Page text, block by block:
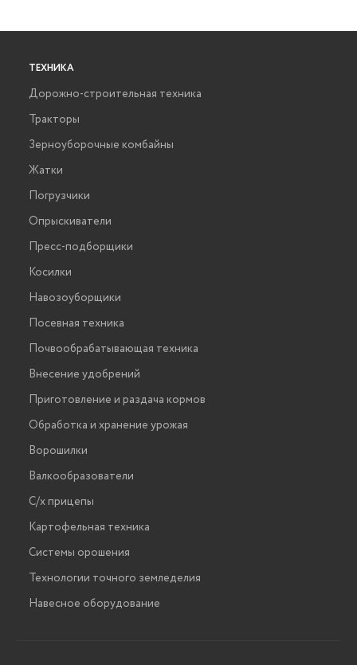
ТЕХНИКА
Дорожно-строительная техника
Тракторы
Зерноуборочные комбайны
Жатки
Погрузчики
Опрыскиватели
Пресс-подборщики
Косилки
Навозоуборщики
Посевная техника
Почвообрабатывающая техника
Внесение удобрений
Приготовление и раздача кормов
Обработка и хранение урожая
Ворошилки
Валкообразователи
С/х прицепы
Картофельная техника
Системы орошения
Технологии точного земледелия
Навесное оборудование